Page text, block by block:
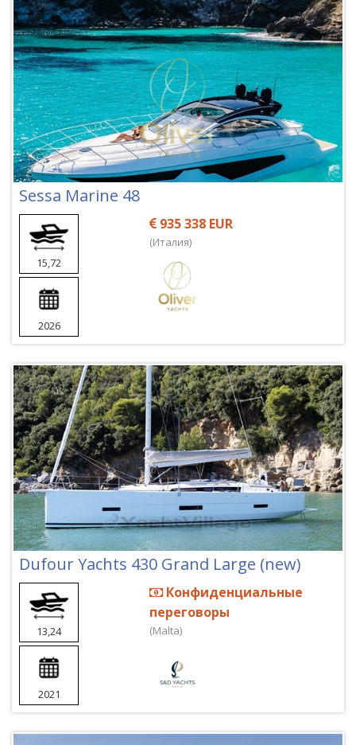
Sessa Marine 48
15,72
2026
935 338 EUR
(Италия)
Dufour Yachts 430 Grand Large (new)
13,24
2021
Конфиденциальные
переговоры
(Malta)